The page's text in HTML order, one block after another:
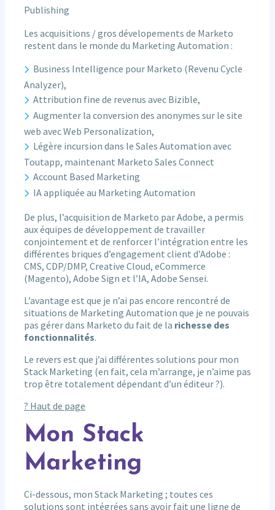
Publishing
Les acquisitions / gros dévelopements de Marketo
restent dans le monde du Marketing Automation :
Business Intelligence pour Marketo (Revenu Cycle
Analyzer),
Attribution fine de revenus avec Bizible,
Augmenter la conversion des anonymes sur le site
web avec Web Personalization,
Légère incursion dans le Sales Automation avec
Toutapp, maintenant Marketo Sales Connect
Account Based Marketing
IA appliquée au Marketing Automation
De plus, l’acquisition de Marketo par Adobe, a permis
aux équipes de développement de travailler
conjointement et de renforcer l’intégration entre les
différentes briques d’engagement client d’Adobe :
CMS, CDP/DMP, Creative Cloud, eCommerce
(Magento), Adobe Sign et l’IA, Adobe Sensei.
L’avantage est que je n’ai pas encore rencontré de
situations de Marketing Automation que je ne pouvais
pas gérer dans Marketo du fait de la richesse des
fonctionnalités.
Le revers est que j’ai différentes solutions pour mon
Stack Marketing (en fait, cela m’arrange, je n’aime pas
trop être totalement dépendant d’un éditeur ?).
? Haut de page
Mon Stack
Marketing
Ci-dessous, mon Stack Marketing ; toutes ces
solutions sont intégrées sans avoir fait une ligne de